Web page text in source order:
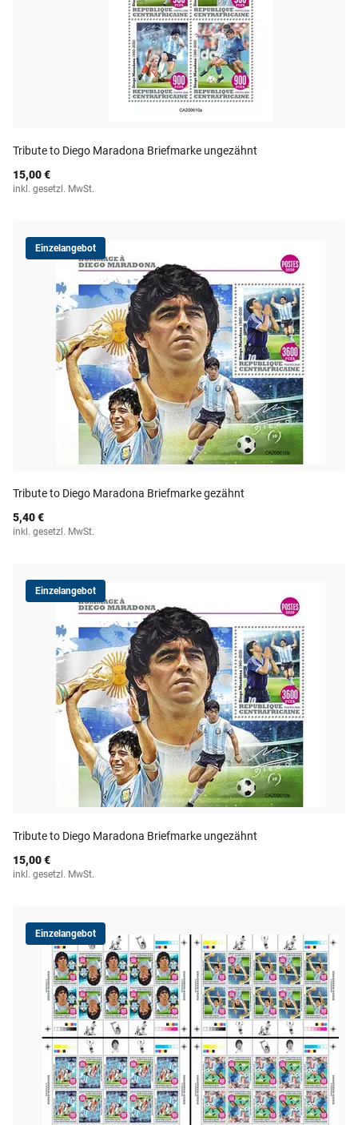
Tribute to Diego Maradona Briefmarke ungezähnt
15,00 €
inkl. gesetzl. MwSt.
Einzelangebot
Tribute to Diego Maradona Briefmarke gezähnt
5,40 €
inkl. gesetzl. MwSt.
Einzelangebot
Tribute to Diego Maradona Briefmarke ungezähnt
15,00 €
inkl. gesetzl. MwSt.
Einzelangebot